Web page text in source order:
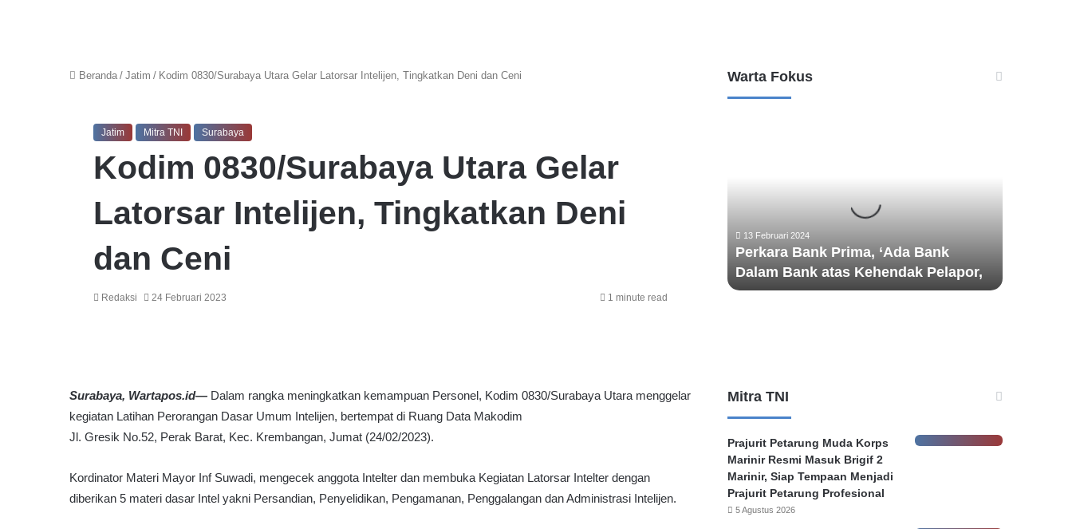
Beranda / Jatim / Kodim 0830/Surabaya Utara Gelar Latorsar Intelijen, Tingkatkan Deni dan Ceni
Jatim Mitra TNI Surabaya
Kodim 0830/Surabaya Utara Gelar
Latorsar Intelijen, Tingkatkan Deni
dan Ceni
Redaksi 24 Februari 2023 1 minute read
Surabaya, Wartapos.id— Dalam rangka meningkatkan kemampuan Personel, Kodim 0830/Surabaya Utara menggelar
kegiatan Latihan Perorangan Dasar Umum Intelijen, bertempat di Ruang Data Makodim
Jl. Gresik No.52, Perak Barat, Kec. Krembangan, Jumat (24/02/2023).
Kordinator Materi Mayor Inf Suwadi, mengecek anggota Intelter dan membuka Kegiatan Latorsar Intelter dengan
diberikan 5 materi dasar Intel yakni Persandian, Penyelidikan, Pengamanan, Penggalangan dan Administrasi Intelijen.
Warta Fokus
k
,
d
a
B
a
n
13 Februari 2024
Perkara Bank Prima, ‘Ada Bank
Dalam Bank atas Kehendak Pelapor,
Mitra TNI
Prajurit Petarung Muda Korps
Marinir Resmi Masuk Brigif 2
Marinir, Siap Tempaan Menjadi
Prajurit Petarung Profesional
5 Agustus 2026